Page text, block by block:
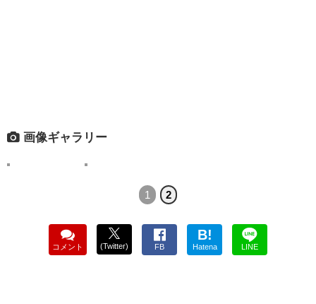
画像ギャラリー
1 2
コメント (Twitter) FB
B!
Hatena LINE